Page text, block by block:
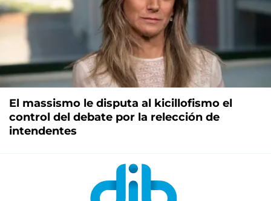
El massismo le disputa al kicillofismo el
control del debate por la relección de
intendentes